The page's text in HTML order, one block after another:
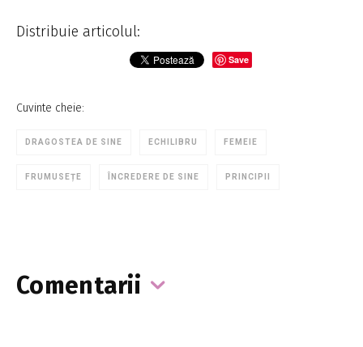
Distribuie articolul:
Save
Cuvinte cheie:
DRAGOSTEA DE SINE ECHILIBRU FEMEIE
FRUMUSEȚE ÎNCREDERE DE SINE PRINCIPII
Comentarii